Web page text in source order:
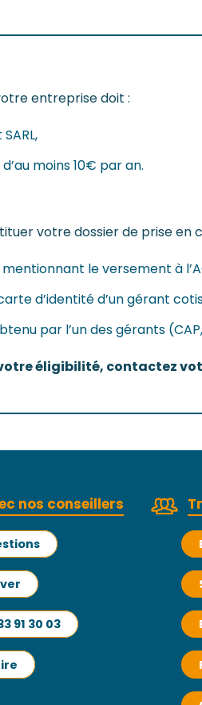
entreprise doit :
moins 10€ par an.
votre dossier de prise en
le versement à
d’identité d’un gérant
par l’un des gérants (CAP,
éligibilité, contactez
nos conseillers
91 30 03